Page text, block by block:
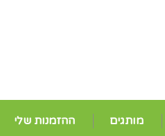
מותגים ההזמנות שלי